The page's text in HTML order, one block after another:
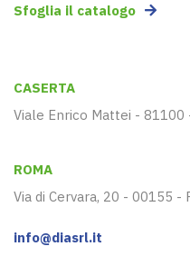
Sfoglia il catalogo
CASERTA
Viale Enrico Mattei - 81100
ROMA
Via di Cervara, 20 - 00155 -
info@diasrl.it